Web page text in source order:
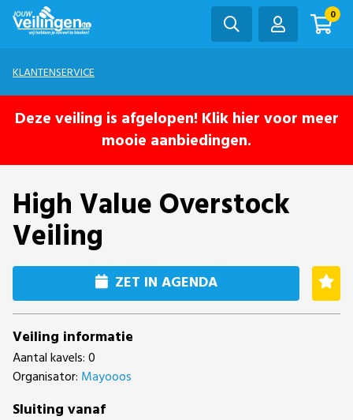
0
KLANTENSERVICE
Deze veiling is afgelopen! Klik hier voor meer
mooie aanbiedingen.
High Value Overstock
Veiling
ZET IN AGENDA
Veiling informatie
Aantal kavels: 0
Organisator: Mayooos
Sluiting vanaf